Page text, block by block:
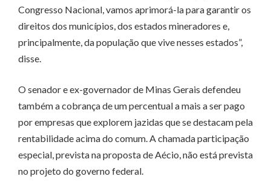
Congresso Nacional, vamos aprimorá-la para garantir os
direitos dos municípios, dos estados mineradores e,
principalmente, da população que vive nesses estados”,
disse.
O senador e ex-governador de Minas Gerais defendeu
também a cobrança de um percentual a mais a ser pago
por empresas que explorem jazidas que se destacam pela
rentabilidade acima do comum. A chamada participação
especial, prevista na proposta de Aécio, não está prevista
no projeto do governo federal.